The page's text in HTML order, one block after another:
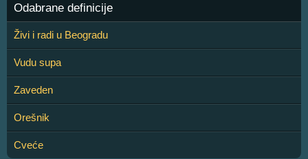
Odabrane definicije
Živi i radi u Beogradu
Vudu supa
Zaveden
Orešnik
Cveće